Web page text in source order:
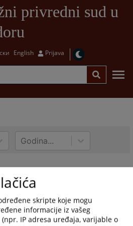
privredni sud u
English Prijava
Godina...
skripte koje mogu
informacije iz vašeg
IP adresa uređaja, varijable o